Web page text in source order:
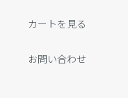
カートを見る
お問い合わせ